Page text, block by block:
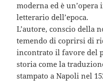
moderna ed è
letterario dell’epoca.
L’autore, conscio della
temendo di coprirsi di
incontrato il favore del
storia come la
stampato a Napoli nel